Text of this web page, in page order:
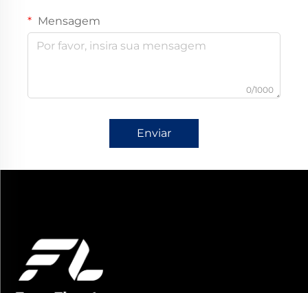
Mensagem
0/1000
Enviar